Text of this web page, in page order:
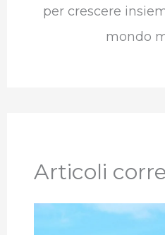
per crescere
mondo
Articoli